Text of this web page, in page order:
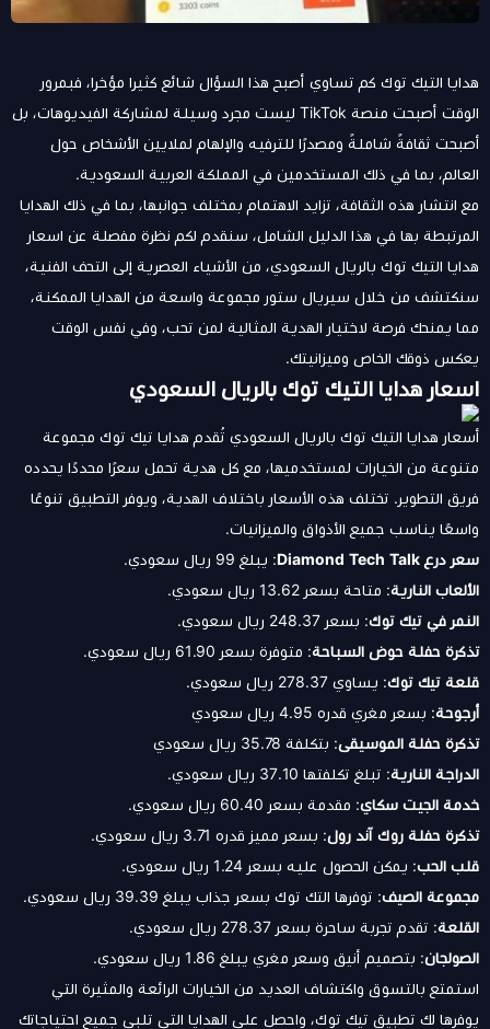
هدايا التيك توك كم تساوي أصبح هذا السؤال شائع كثيرا مؤخرا، فبمرور
الوقت أصبحت منصة TikTok ليست مجرد وسيلة لمشاركة الفيديوهات، بل
أصبحت ثقافةً شاملةً ومصدرًا للترفيه والإلهام لملايين الأشخاص حول
العالم، بما في ذلك المستخدمين في المملكة العربية السعودية.
مع انتشار هذه الثقافة، تزايد الاهتمام بمختلف جوانبها، بما في ذلك الهدايا
المرتبطة بها في هذا الدليل الشامل، سنقدم لكم نظرة مفصلة عن اسعار
هدايا التيك توك بالريال السعودي، من الأشياء العصرية إلى التحف الفنية،
سنكتشف من خلال سيريال ستور مجموعة واسعة من الهدايا الممكنة،
مما يمنحك فرصة لاختيار الهدية المثالية لمن تحب، وفي نفس الوقت
يعكس ذوقك الخاص وميزانيتك.
اسعار هدايا التيك توك بالريال السعودي
أسعار هدايا التيك توك بالريال السعودي تُقدم هدايا تيك توك مجموعة
متنوعة من الخيارات لمستخدميها، مع كل هدية تحمل سعرًا محددًا يحدده
فريق التطوير. تختلف هذه الأسعار باختلاف الهدية، ويوفر التطبيق تنوعًا
واسعًا يناسب جميع الأذواق والميزانيات.
سعر درع Diamond Tech Talk
: يبلغ 99 ريال سعودي.
الألعاب النارية: متاحة بسعر 13.62 ريال سعودي.
النمر في تيك توك: بسعر 248.37 ريال سعودي.
تذكرة حفلة حوض السباحة: متوفرة بسعر 61.90 ريال سعودي.
قلعة تيك توك: يساوي 278.37 ريال سعودي.
أرجوحة: بسعر مغري قدره 4.95 ريال سعودي
تذكرة حفلة الموسيقى: بتكلفة 35.78 ريال سعودي
الدراجة النارية: تبلغ تكلفتها 37.10 ريال سعودي.
خدمة الجيت سكاي: مقدمة بسعر 60.40 ريال سعودي.
تذكرة حفلة روك آند رول: بسعر مميز قدره 3.71 ريال سعودي.
قلب الحب: يمكن الحصول عليه بسعر 1.24 ريال سعودي.
مجموعة الصيف: توفرها التك توك بسعر جذاب يبلغ 39.39 ريال سعودي.
القلعة: تقدم تجربة ساحرة بسعر 278.37 ريال سعودي.
الصولجان: بتصميم أنيق وسعر مغري يبلغ 1.86 ريال سعودي.
استمتع بالتسوق واكتشاف العديد من الخيارات الرائعة والمثيرة التي
يوفرها لك تطبيق تيك توك، واحصل على الهدايا التي تلبي جميع احتياجاتك